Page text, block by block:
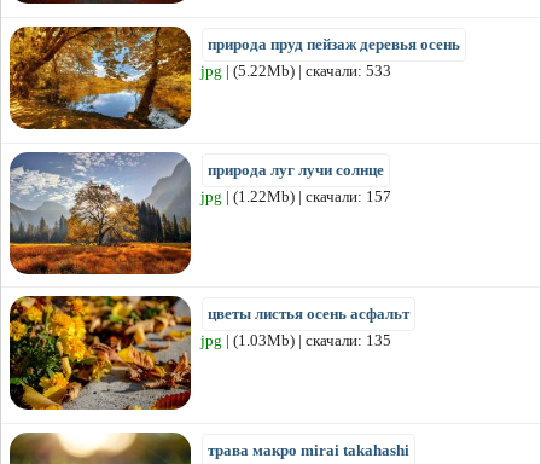
природа пруд пейзаж деревья осень
jpg | (5.22Mb) | скачали: 533
природа луг лучи солнце
jpg | (1.22Mb) | скачали: 157
цветы листья осень асфальт
jpg | (1.03Mb) | скачали: 135
трава макро mirai takahashi